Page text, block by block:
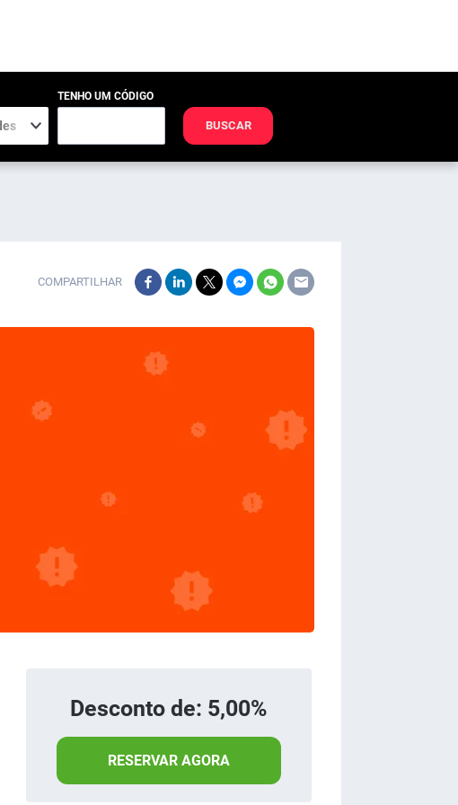
TENHO UM CÓDIGO
BUSCAR
COMPARTILHAR
Desconto de: 5,00%
RESERVAR AGORA